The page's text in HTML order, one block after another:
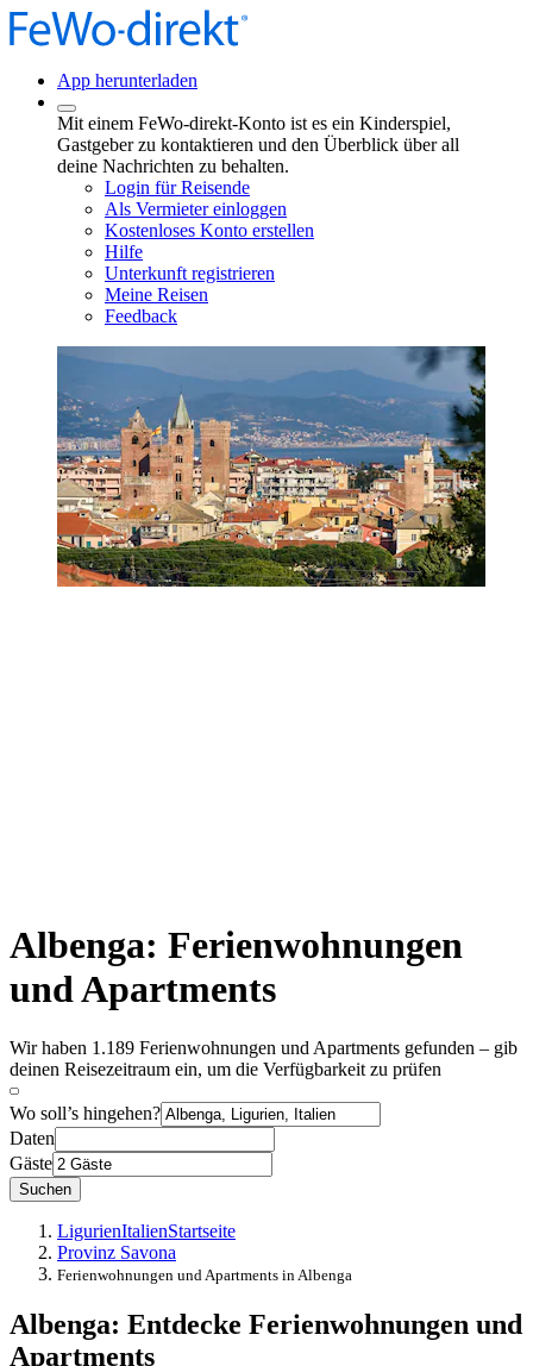
App herunterladen
Mit einem FeWo-direkt-Konto ist es ein Kinderspiel,
Gastgeber zu kontaktieren und den Überblick über all
deine Nachrichten zu behalten.
Login für Reisende
Als Vermieter einloggen
Kostenloses Konto erstellen
Hilfe
Unterkunft registrieren
Meine Reisen
Feedback
Albenga: Ferienwohnungen
und Apartments
Wir haben 1.189 Ferienwohnungen und Apartments gefunden – gib
deinen Reisezeitraum ein, um die Verfügbarkeit zu prüfen
Wo soll’s hingehen?
Daten
Gäste
Suchen
LigurienItalienStartseite
Provinz Savona
Ferienwohnungen und Apartments in Albenga
Albenga: Entdecke Ferienwohnungen und
Apartments